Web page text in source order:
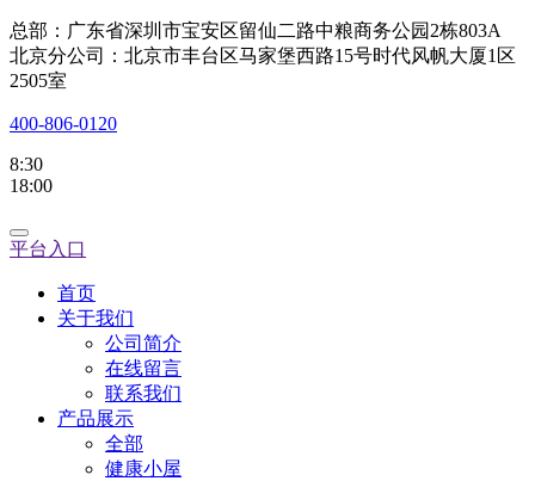
总部：广东省深圳市宝安区留仙二路中粮商务公园2栋803A
北京分公司：北京市丰台区马家堡西路15号时代风帆大厦1区
2505室
400-806-0120
8:30
18:00
平台入口
首页
关于我们
公司简介
在线留言
联系我们
产品展示
全部
健康小屋